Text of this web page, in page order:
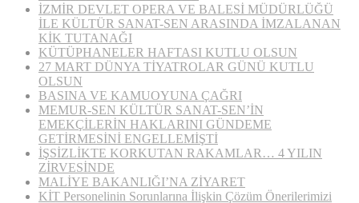
İZMİR DEVLET OPERA VE BALESİ MÜDÜRLÜĞÜ
İLE KÜLTÜR SANAT-SEN ARASINDA İMZALANAN
KİK TUTANAĞI
KÜTÜPHANELER HAFTASI KUTLU OLSUN
27 MART DÜNYA TİYATROLAR GÜNÜ KUTLU
OLSUN
BASINA VE KAMUOYUNA ÇAĞRI
MEMUR-SEN KÜLTÜR SANAT-SEN’İN
EMEKÇİLERİN HAKLARINI GÜNDEME
GETİRMESİNİ ENGELLEMİŞTİ
İŞSİZLİKTE KORKUTAN RAKAMLAR… 4 YILIN
ZİRVESİNDE
MALİYE BAKANLIĞI’NA ZİYARET
KİT Personelinin Sorunlarına İlişkin Çözüm Önerilerimizi